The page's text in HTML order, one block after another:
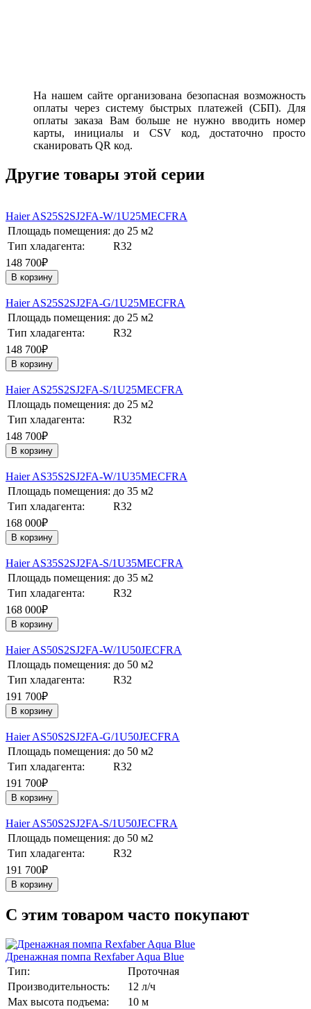
На нашем сайте организована безопасная возможность
оплаты через систему быстрых платежей (СБП). Для
оплаты заказа Вам больше не нужно вводить номер
карты, инициалы и CSV код, достаточно просто
сканировать QR код.
Другие товары этой серии
Haier AS25S2SJ2FA-W/1U25MECFRA
Площадь помещения: до 25 м2
Тип хладагента:
R32
148 700₽
В корзину
Haier AS25S2SJ2FA-G/1U25MECFRA
Площадь помещения: до 25 м2
Тип хладагента:
R32
148 700₽
В корзину
Haier AS25S2SJ2FA-S/1U25MECFRA
Площадь помещения: до 25 м2
Тип хладагента:
R32
148 700₽
В корзину
Haier AS35S2SJ2FA-W/1U35MECFRA
Площадь помещения: до 35 м2
Тип хладагента:
R32
168 000₽
В корзину
Haier AS35S2SJ2FA-S/1U35MECFRA
Площадь помещения: до 35 м2
Тип хладагента:
R32
168 000₽
В корзину
Haier AS50S2SJ2FA-W/1U50JECFRA
Площадь помещения: до 50 м2
Тип хладагента:
R32
191 700₽
В корзину
Haier AS50S2SJ2FA-G/1U50JECFRA
Площадь помещения: до 50 м2
Тип хладагента:
R32
191 700₽
В корзину
Haier AS50S2SJ2FA-S/1U50JECFRA
Площадь помещения: до 50 м2
Тип хладагента:
R32
191 700₽
В корзину
C этим товаром часто покупают
Дренажная помпа Rexfaber Aqua Blue
Тип:
Проточная
Производительность:
12 л/ч
Max высота подъема:
10 м